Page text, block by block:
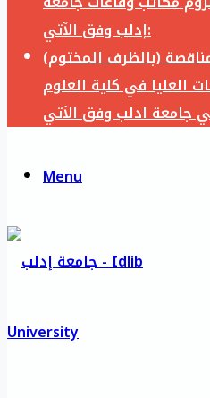
إدلب وفق الآتي:
(بالظرف المختوم)
العليا في كلية العلوم
Menu